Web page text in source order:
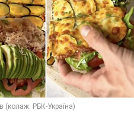
(колаж: РБК-Україна)